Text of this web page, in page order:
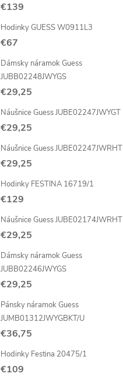
€139
Hodinky GUESS W0911L3
€67
Dámsky náramok Guess
JUBB02248JWYGS
€29,25
Náušnice Guess JUBE02247JWYGT
€29,25
Náušnice Guess JUBE02247JWRHT
€29,25
Hodinky FESTINA 16719/1
€129
Náušnice Guess JUBE02174JWRHT
€29,25
Dámsky náramok Guess
JUBB02246JWYGS
€29,25
Pánsky náramok Guess
JUMB01312JWYGBKT/U
€36,75
Hodinky Festina 20475/1
€109